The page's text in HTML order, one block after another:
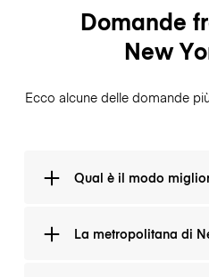
Domande
New
Ecco alcune delle domande
Qual è il modo
Il modo migliore ed
York City è usare la
La metropolitana di